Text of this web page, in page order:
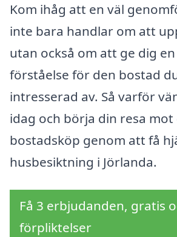
Kom ihåg att en väl
inte bara handlar om att
utan också om att ge dig
förståelse för den bostad
intresserad av. Så varför
idag och börja din resa
bostadsköp genom att få
husbesiktning i Jörlanda.
Få 3 erbjudanden, gratis
förpliktelser